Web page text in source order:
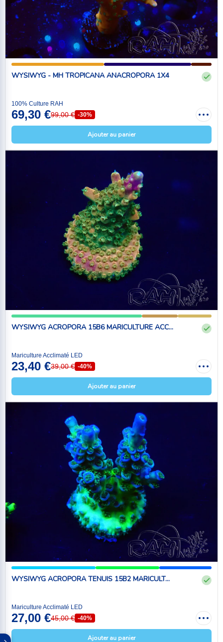
WYSIWYG - MH TROPICANA ANACROPORA 1X4
100% Culture RAH
69,30 €99,00 € -30%
Ajouter au panier
WYSIWYG ACROPORA 15B6 MARICULTURE ACC...
Mariculture Acclimaté LED
23,40 €39,00 € -40%
Ajouter au panier
WYSIWYG ACROPORA TENUIS 15B2 MARICULT...
Mariculture Acclimaté LED
27,00 €45,00 € -40%
Ajouter au panier